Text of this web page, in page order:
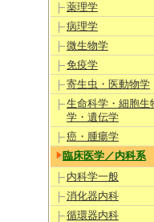
薬理学
病理学
微生物学
免疫学
寄生虫・医動物学
生命科学・細胞生
学・遺伝学
癌・腫瘍学
臨床医学／内科系
内科学一般
消化器内科
循環器内科